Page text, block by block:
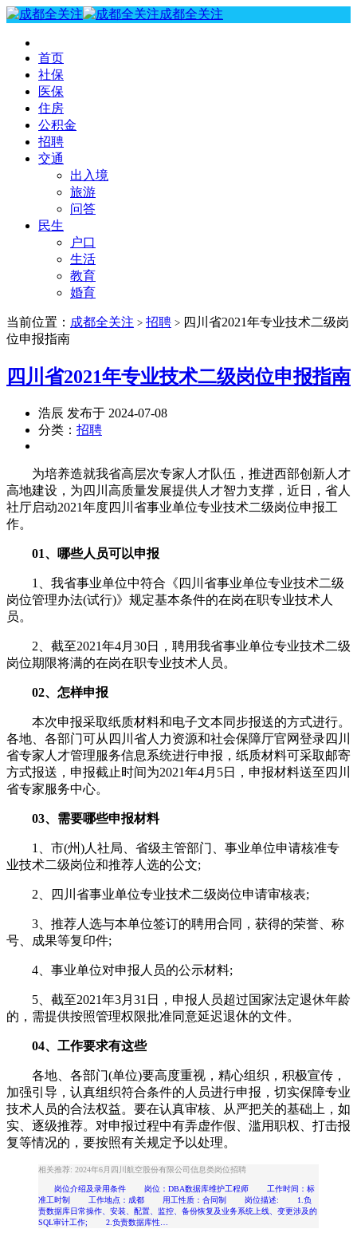
成都全关注
首页
社保
医保
住房
公积金
招聘
交通
出入境
旅游
问答
民生
户口
生活
教育
婚育
当前位置： 成都全关注 > 招聘 > 四川省2021年专业技术二级岗
位申报指南
四川省2021年专业技术二级岗位申报指南
浩辰 发布于 2024-07-08
分类： 招聘
为培养造就我省高层次专家人才队伍，推进西部创新人才
高地建设，为四川高质量发展提供人才智力支撑，近日，省人
社厅启动2021年度四川省事业单位专业技术二级岗位申报工
作。
01、哪些人员可以申报
1、我省事业单位中符合《四川省事业单位专业技术二级
岗位管理办法(试行)》规定基本条件的在岗在职专业技术人
员。
2、截至2021年4月30日，聘用我省事业单位专业技术二级
岗位期限将满的在岗在职专业技术人员。
02、怎样申报
本次申报采取纸质材料和电子文本同步报送的方式进行。
各地、各部门可从四川省人力资源和社会保障厅官网登录四川
省专家人才管理服务信息系统进行申报，纸质材料可采取邮寄
方式报送，申报截止时间为2021年4月5日，申报材料送至四川
省专家服务中心。
03、需要哪些申报材料
1、市(州)人社局、省级主管部门、事业单位申请核准专
业技术二级岗位和推荐人选的公文;
2、四川省事业单位专业技术二级岗位申请审核表;
3、推荐人选与本单位签订的聘用合同，获得的荣誉、称
号、成果等复印件;
4、事业单位对申报人员的公示材料;
5、截至2021年3月31日，申报人员超过国家法定退休年龄
的，需提供按照管理权限批准同意延迟退休的文件。
04、工作要求有这些
各地、各部门(单位)要高度重视，精心组织，积极宣传，
加强引导，认真组织符合条件的人员进行申报，切实保障专业
技术人员的合法权益。要在认真审核、从严把关的基础上，如
实、逐级推荐。对申报过程中有弄虚作假、滥用职权、打击报
复等情况的，要按照有关规定予以处理。
相关推荐: 2024年6月四川航空股份有限公司信息类岗位招聘
岗位介绍及录用条件 岗位：DBA数据库维护工程师 工作时间：标
准工时制 工作地点：成都 用工性质：合同制 岗位描述: 1.负
责数据库日常操作、安装、配置、监控、备份恢复及业务系统上线、变更涉及的
SQL审计工作; 2.负责数据库性…